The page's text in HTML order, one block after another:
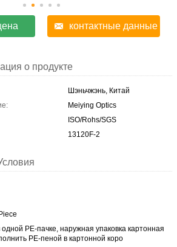
контактные данные
о продукте
Шэньчжэнь, Китай
Meiying Optics
ISO/Rohs/SGS
13120F-2
PE-пачке, наружная упаковка картонная
PE-пеной в картонной коро